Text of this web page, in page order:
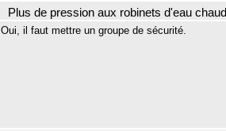
Plus de pression aux robinets d'eau
Oui, il faut mettre un groupe de sécurité.